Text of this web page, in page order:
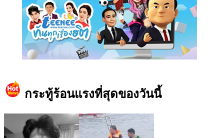
กระทู้ร้อนแรงที่สุดของวันนี้